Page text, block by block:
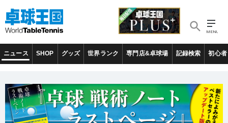
ニュース SHOP グッズ 世界ランク 専門店&卓球場 記録検索 初心者